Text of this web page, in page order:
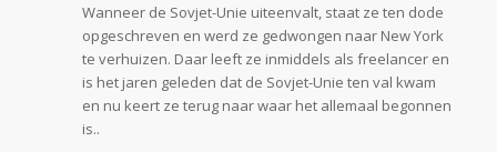
Wanneer de Sovjet-Unie uiteenvalt, staat ze ten dode
opgeschreven en werd ze gedwongen naar New York
te verhuizen. Daar leeft ze inmiddels als freelancer en
is het jaren geleden dat de Sovjet-Unie ten val kwam
en nu keert ze terug naar waar het allemaal begonnen
is..